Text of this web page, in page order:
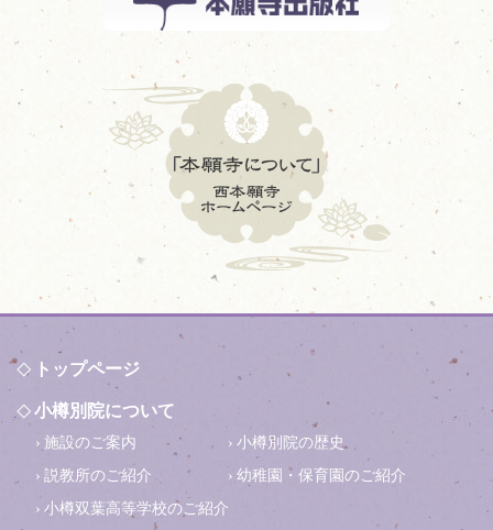
トップページ
小樽別院について
施設のご案内
小樽別院の歴史
説教所のご紹介
幼稚園・保育園のご紹介
小樽双葉高等学校のご紹介